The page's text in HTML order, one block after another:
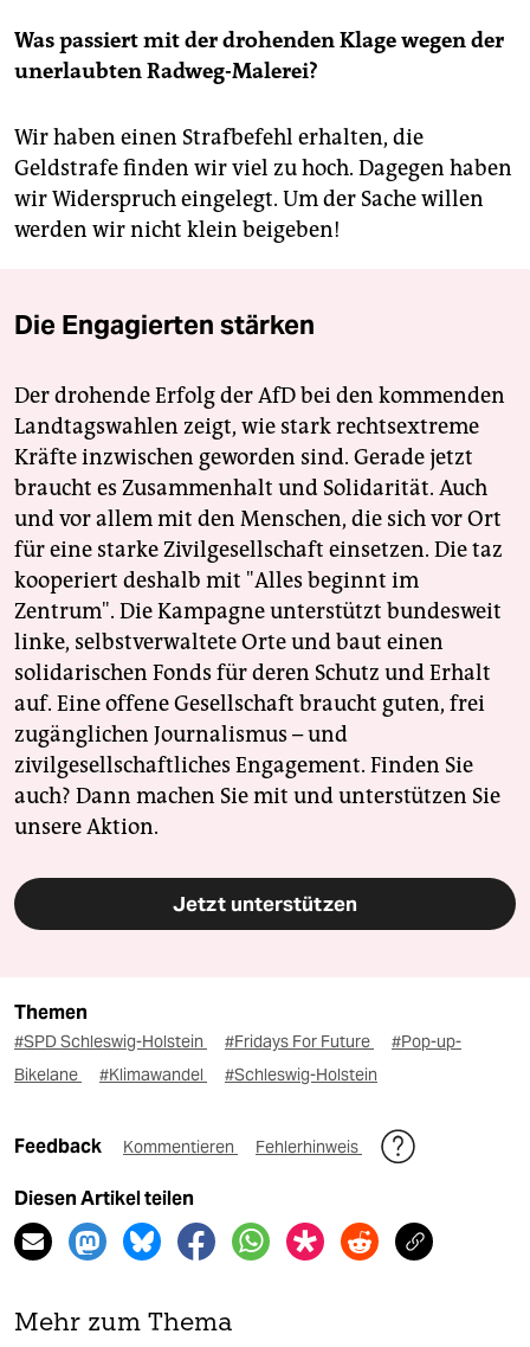
Was passiert mit der drohenden Klage wegen der
unerlaubten Radweg-Malerei?
Wir haben einen Strafbefehl erhalten, die
Geldstrafe finden wir viel zu hoch. Dagegen haben
wir Widerspruch eingelegt. Um der Sache willen
werden wir nicht klein beigeben!
Die Engagierten stärken
Der drohende Erfolg der AfD bei den kommenden
Landtagswahlen zeigt, wie stark rechtsextreme
Kräfte inzwischen geworden sind. Gerade jetzt
braucht es Zusammenhalt und Solidarität. Auch
und vor allem mit den Menschen, die sich vor Ort
für eine starke Zivilgesellschaft einsetzen. Die taz
kooperiert deshalb mit "Alles beginnt im
Zentrum". Die Kampagne unterstützt bundesweit
linke, selbstverwaltete Orte und baut einen
solidarischen Fonds für deren Schutz und Erhalt
auf. Eine offene Gesellschaft braucht guten, frei
zugänglichen Journalismus – und
zivilgesellschaftliches Engagement. Finden Sie
auch? Dann machen Sie mit und unterstützen Sie
unsere Aktion.
Jetzt unterstützen
Themen
#SPD Schleswig-Holstein #Fridays For Future
#Pop-up-
Bikelane
#Klimawandel #Schleswig-Holstein
Feedback Kommentieren Fehlerhinweis
Diesen Artikel teilen
Mehr zum Thema